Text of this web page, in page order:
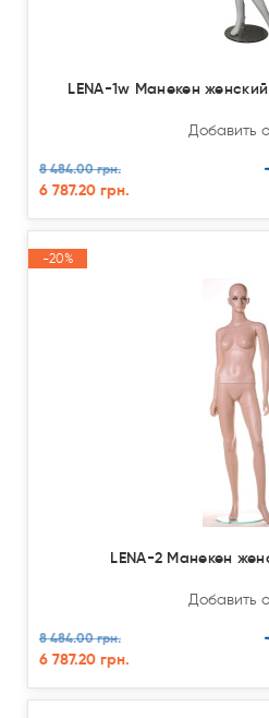
LENA-1w Манекен
Добавить
8 484.00 грн.
6 787.20 грн.
-20%
LENA-2 Манекен
Добавить
8 484.00 грн.
6 787.20 грн.